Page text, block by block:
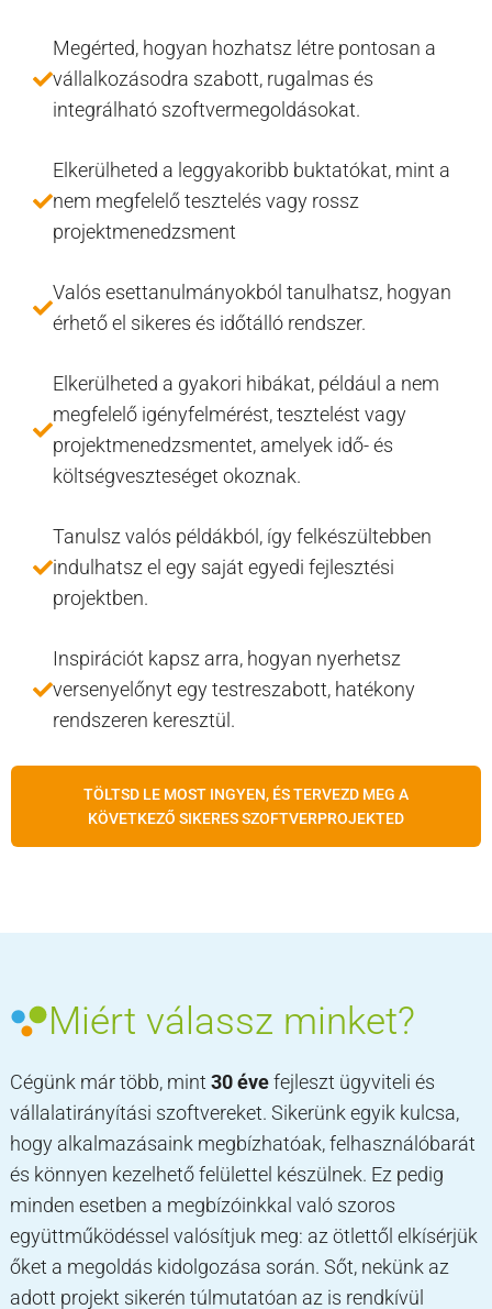
Megérted, hogyan hozhatsz létre pontosan a
vállalkozásodra szabott, rugalmas és
integrálható szoftvermegoldásokat.
Elkerülheted a leggyakoribb buktatókat, mint a
nem megfelelő tesztelés vagy rossz
projektmenedzsment
Valós esettanulmányokból tanulhatsz, hogyan
érhető el sikeres és időtálló rendszer.
Elkerülheted a gyakori hibákat, például a nem
megfelelő igényfelmérést, tesztelést vagy
projektmenedzsmentet, amelyek idő- és
költségveszteséget okoznak.
Tanulsz valós példákból, így felkészültebben
indulhatsz el egy saját egyedi fejlesztési
projektben.
Inspirációt kapsz arra, hogyan nyerhetsz
versenyelőnyt egy testreszabott, hatékony
rendszeren keresztül.
TÖLTSD LE MOST INGYEN, ÉS TERVEZD MEG A
KÖVETKEZŐ SIKERES SZOFTVERPROJEKTED
Miért válassz minket?
Cégünk már több, mint 30 évefejleszt ügyviteli és
vállalatirányítási szoftvereket. Sikerünk egyik kulcsa,
hogy alkalmazásaink megbízhatóak, felhasználóbarát
és könnyen kezelhető felülettel készülnek. Ez pedig
minden esetben a megbízóinkkal való szoros
együttműködéssel valósítjuk meg: az ötlettől elkísérjük
őket a megoldás kidolgozása során. Sőt, nekünk az
adott projekt sikerén túlmutatóan az is rendkívül